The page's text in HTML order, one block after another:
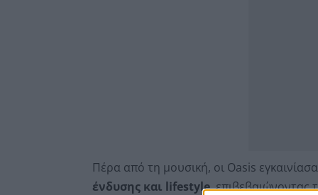
Πέρα από τη μουσική, οι Oasis
ένδυσης και lifestyle,